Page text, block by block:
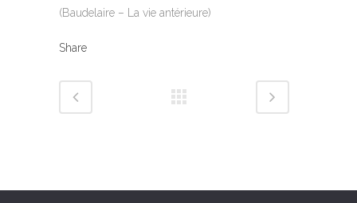
(Baudelaire – La vie antérieure)
Share